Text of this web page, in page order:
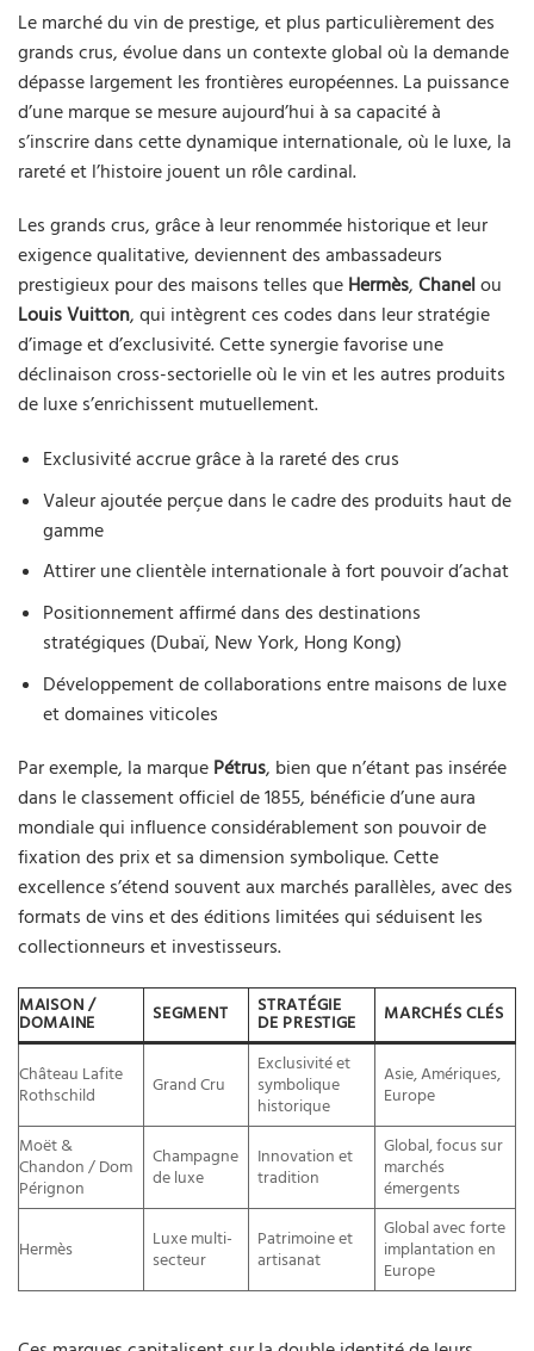
Le marché du vin de prestige, et plus particulièrement des
grands crus, évolue dans un contexte global où la demande
dépasse largement les frontières européennes. La puissance
d’une marque se mesure aujourd’hui à sa capacité à
s’inscrire dans cette dynamique internationale, où le luxe, la
rareté et l’histoire jouent un rôle cardinal.
Les grands crus, grâce à leur renommée historique et leur
exigence qualitative, deviennent des ambassadeurs
prestigieux pour des maisons telles que Hermès, Chanelou
Louis Vuitton, qui intègrent ces codes dans leur stratégie
d’image et d’exclusivité. Cette synergie favorise une
déclinaison cross-sectorielle où le vin et les autres produits
de luxe s’enrichissent mutuellement.
Exclusivité accrue grâce à la rareté des crus
Valeur ajoutée perçue dans le cadre des produits haut de
gamme
Attirer une clientèle internationale à fort pouvoir d’achat
Positionnement affirmé dans des destinations
stratégiques (Dubaï, New York, Hong Kong)
Développement de collaborations entre maisons de luxe
et domaines viticoles
Par exemple, la marque Pétrus, bien que n’étant pas insérée
dans le classement officiel de 1855, bénéficie d’une aura
mondiale qui influence considérablement son pouvoir de
fixation des prix et sa dimension symbolique. Cette
excellence s’étend souvent aux marchés parallèles, avec des
formats de vins et des éditions limitées qui séduisent les
collectionneurs et investisseurs.
MAISON /
DOMAINE SEGMENT STRATÉGIE
DE PRESTIGE MARCHÉS CLÉS
Château Lafite
Rothschild
Grand Cru
Exclusivité et
symbolique
historique
Asie, Amériques,
Europe
Moët &
Chandon / Dom
Pérignon
Champagne
de luxe
Innovation et
tradition
Global, focus sur
marchés
émergents
Hermès
Luxe multi-
secteur
Patrimoine et
artisanat
Global avec forte
implantation en
Europe